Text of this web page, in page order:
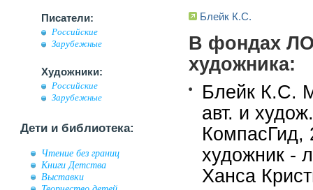
Писатели:
Российские
Зарубежные
Художники:
Российские
Зарубежные
Дети и библиотека:
Чтение без границ
Книги Детства
Выставки
Блейк К.С.
В фондах
художника:
Блейк К.С.
авт. и
КомпасГид,
художник -
Ханса